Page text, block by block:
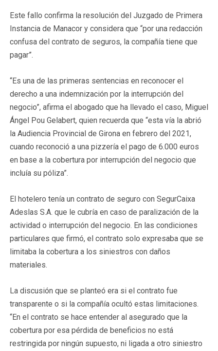
Este fallo confirma la resolución del Juzgado de Primera
Instancia de Manacor y considera que “por una redacción
confusa del contrato de seguros, la compañía tiene que
pagar”.
“Es una de las primeras sentencias en reconocer el
derecho a una indemnización por la interrupción del
negocio”, afirma el abogado que ha llevado el caso, Miguel
Ángel Pou Gelabert, quien recuerda que “esta vía la abrió
la Audiencia Provincial de Girona en febrero del 2021,
cuando reconoció a una pizzería el pago de 6.000 euros
en base a la cobertura por interrupción del negocio que
incluía su póliza”.
El hotelero tenía un contrato de seguro con SegurCaixa
Adeslas S.A. que le cubría en caso de paralización de la
actividad o interrupción del negocio. En las condiciones
particulares que firmó, el contrato solo expresaba que se
limitaba la cobertura a los siniestros con daños
materiales.
La discusión que se planteó era si el contrato fue
transparente o si la compañía ocultó estas limitaciones.
“En el contrato se hace entender al asegurado que la
cobertura por esa pérdida de beneficios no está
restringida por ningún supuesto, ni ligada a otro siniestro